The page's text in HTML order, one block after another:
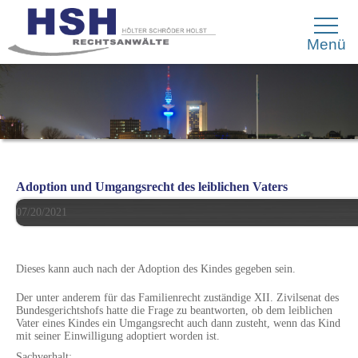
Menü
Adoption und Umgangsrecht des leiblichen Vaters
07/20/2021
Dieses kann auch nach der Adoption des Kindes gegeben sein.
Der unter anderem für das Familienrecht zuständige XII. Zivilsenat des
Bundesgerichtshofs hatte die Frage zu beantworten, ob dem leiblichen
Vater eines Kindes ein Umgangsrecht auch dann zusteht, wenn das Kind
mit seiner Einwilligung adoptiert worden ist.